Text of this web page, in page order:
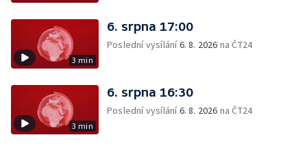
3 min
6. srpna 17:00
Poslední vysílání6. 8. 2026 na ČT24
3 min
6. srpna 16:30
Poslední vysílání6. 8. 2026 na ČT24